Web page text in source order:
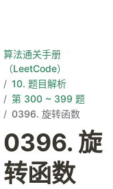
算法通关手册
（LeetCode）
10. 题目解析
第 300 ~ 399 题
0396. 旋转函数
0396. 旋
转函数